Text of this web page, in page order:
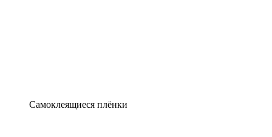
Самоклеящиеся плёнки